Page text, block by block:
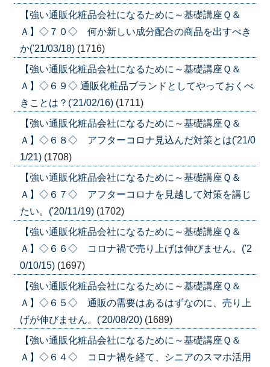
【強い通販化粧品会社になるために～基礎講座Ｑ＆
Ａ】◇７０◇ 何か新しい成分配合の商品を出すべき
か('21/03/18) (1716)
【強い通販化粧品会社になるために～基礎講座Ｑ＆
Ａ】◇６９◇ 通販化粧品ブランドとしてやっておくべ
きことは？('21/02/16) (1711)
【強い通販化粧品会社になるために～基礎講座Ｑ＆
Ａ】◇６８◇ アフターコロナ見込んだ対策とは('21/0
1/21) (1708)
【強い通販化粧品会社になるために～基礎講座Ｑ＆
Ａ】◇６７◇ アフターコロナを見越して対策を講じ
たい。('20/11/19) (1702)
【強い通販化粧品会社になるために～基礎講座Ｑ＆
Ａ】◇６６◇ コロナ禍で売り上げは伸びません。('2
0/10/15) (1697)
【強い通販化粧品会社になるために～基礎講座Ｑ＆
Ａ】◇６５◇ 通販の需要はあるはずなのに、売り上
げが伸びません。('20/08/20) (1689)
【強い通販化粧品会社になるために～基礎講座Ｑ＆
Ａ】◇６４◇ コロナ禍を経て、シニアのスマホ活用